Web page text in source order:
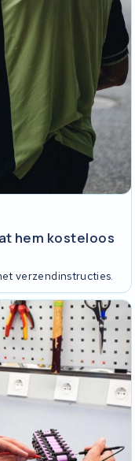
hem kosteloos
verzendinstructies.